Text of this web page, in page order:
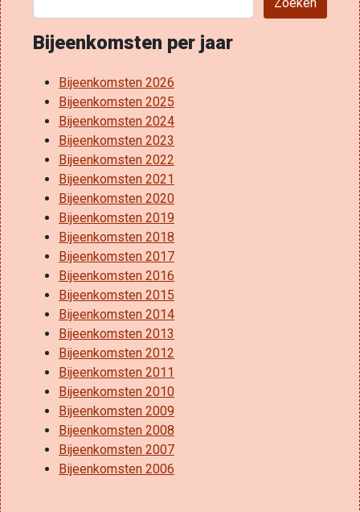
Bijeenkomsten per jaar
Bijeenkomsten 2026
Bijeenkomsten 2025
Bijeenkomsten 2024
Bijeenkomsten 2023
Bijeenkomsten 2022
Bijeenkomsten 2021
Bijeenkomsten 2020
Bijeenkomsten 2019
Bijeenkomsten 2018
Bijeenkomsten 2017
Bijeenkomsten 2016
Bijeenkomsten 2015
Bijeenkomsten 2014
Bijeenkomsten 2013
Bijeenkomsten 2012
Bijeenkomsten 2011
Bijeenkomsten 2010
Bijeenkomsten 2009
Bijeenkomsten 2008
Bijeenkomsten 2007
Bijeenkomsten 2006